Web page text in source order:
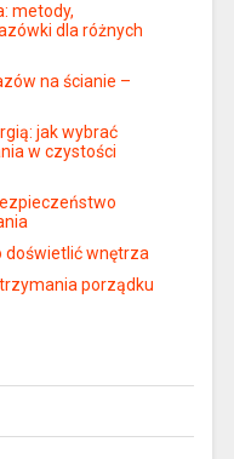
metody,
dla różnych
na ścianie –
jak wybrać
w czystości
doświetlić wnętrza
porządku